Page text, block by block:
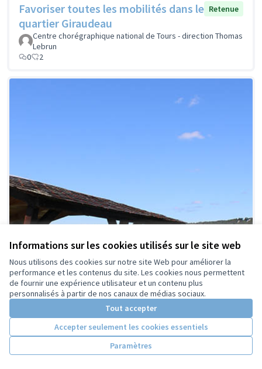
Informations sur les cookies utilisés sur le site web
Nous utilisons des cookies sur notre site Web pour améliorer la
performance et les contenus du site. Les cookies nous permettent
de fournir une expérience utilisateur et un contenu plus
personnalisés à partir de nos canaux de médias sociaux.
Tout accepter
Accepter seulement les cookies essentiels
Paramètres
Favoriser toutes les mobilités dans le
quartier Giraudeau
Retenue
Centre chorégraphique national de Tours - direction Thomas
Lebrun
0
2